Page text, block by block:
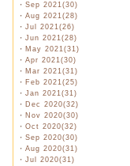
・ Sep 2021(30)
・ Aug 2021(28)
・ Jul 2021(26)
・ Jun 2021(28)
・ May 2021(31)
・ Apr 2021(30)
・ Mar 2021(31)
・ Feb 2021(25)
・ Jan 2021(31)
・ Dec 2020(32)
・ Nov 2020(30)
・ Oct 2020(32)
・ Sep 2020(30)
・ Aug 2020(31)
・ Jul 2020(31)